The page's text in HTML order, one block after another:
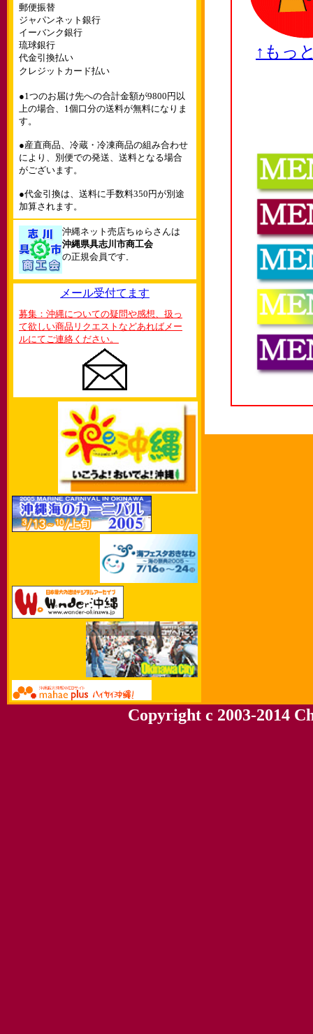
郵便振替
ジャパンネット銀行
イーバンク銀行
琉球銀行
代金引換払い
クレジットカード払い
●1つのお届け先への合計金額が9800円以
上の場合、1個口分の送料が無料になりま
す。
●産直商品、冷蔵・冷凍商品の組み合わせ
により、別便での発送、送料となる場合
がございます。
●代金引換は、送料に手数料350円が別途
加算されます。
沖縄ネット売店ちゅらさんは
沖縄県具志川市商工会
の正規会員です。
メール受付てます
募集：沖縄についての疑問や感想、扱っ
て欲しい商品リクエストなどあればメー
ルにてご連絡ください。
↑もっ
Copyright c 2003-2014